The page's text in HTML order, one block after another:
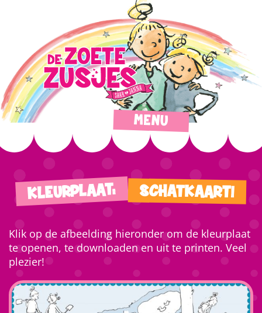
MENU
KLEURPLAAT: SCHATKAART!
Klik op de afbeelding hieronder om de kleurplaat
te openen, te downloaden en uit te printen. Veel
plezier!